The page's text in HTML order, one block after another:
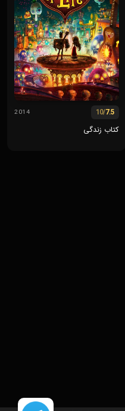
7.5
/10
2014
کتاب زندگی